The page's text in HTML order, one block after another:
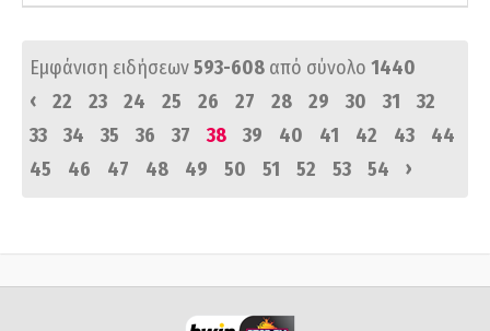
Εμφάνιση ειδήσεων593-608 από σύνολο 1440
‹
22 23 24 25 26 27 28 29 30 31
32
33
34 35 36 37 38 39 40 41 42 43
44
45
46 47 48 49 50 51 52 53 54 ›